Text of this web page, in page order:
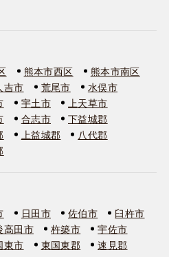
熊本市西区
熊本市南区
吉市 荒尾市
水俣市
宇土市
上天草市
合志市
下益城郡
上益城郡
八代郡
日田市 佐伯市
臼杵市
高田市 杵築市
宇佐市
東市 東国東郡
速見郡